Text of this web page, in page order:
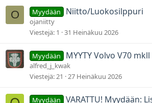
O Myydään Niitto/Luokosilppuri
ojaniitty
Viestejä 1 31 Heinäkuu 2026
Myydään MYYTY Volvo V70 mkll
alfred_j_kwak
Viestejä 21 27 Heinäkuu 2026
Myydään
VARATTU! Myydään: